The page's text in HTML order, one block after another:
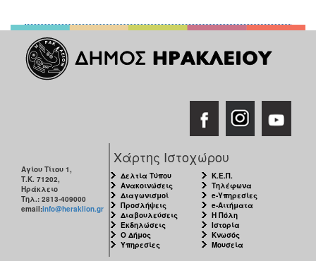
Αγίου Τίτου 1,
Τ.Κ. 71202,
Ηράκλειο
Τηλ.: 2813-409000
email:info@heraklion.gr
Χάρτης Ιστοχώρου
Δελτία Τύπου
Ανακοινώσεις
Διαγωνισμοί
Προσλήψεις
Διαβουλεύσεις
Εκδηλώσεις
Ο Δήμος
Υπηρεσίες
Κ.Ε.Π.
Τηλέφωνα
e-Υπηρεσίες
e-Αιτήματα
Η Πόλη
Ιστορία
Κνωσός
Μουσεία